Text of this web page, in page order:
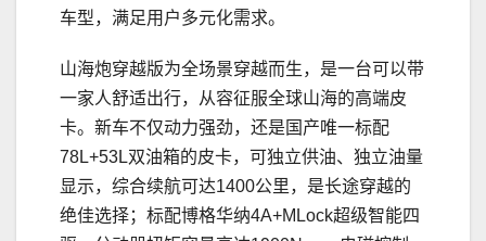
车型，满足用户多元化需求。
山海炮穿越版为全场景穿越而生，是一台可以带
一家人舒适出行，从容征服全球山海的高端皮
卡。新车不仅动力强劲，还是国产唯一标配
78L+53L双油箱的皮卡，可独立供油、独立油量
显示，综合续航可达1400公里，是长途穿越的
绝佳选择；标配博格华纳4A+MLock超级智能四